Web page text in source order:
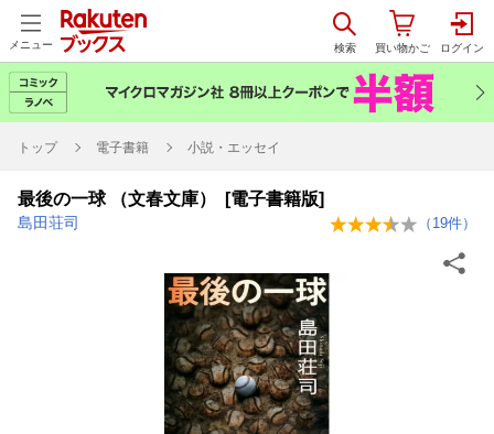
メニュー
トップ 電子書籍 小説・エッセイ
最後の一球 （文春文庫） [電子書籍版]
島田荘司 （ 19件）